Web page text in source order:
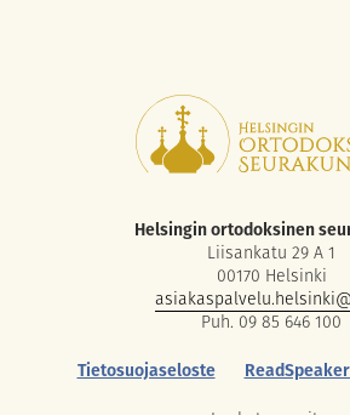
Helsingin ortodoksinen
Liisankatu 29 A 1
00170 Helsinki
Puh. 09 85 646 100
Tietosuojaseloste